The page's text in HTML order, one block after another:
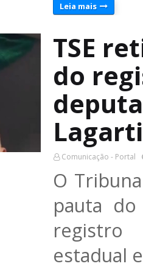
Leia mais
TSE
do
Comunicação - Portal
O
pauta
estadual